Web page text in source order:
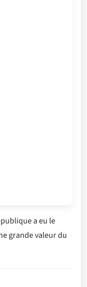
a eu le
grande valeur du